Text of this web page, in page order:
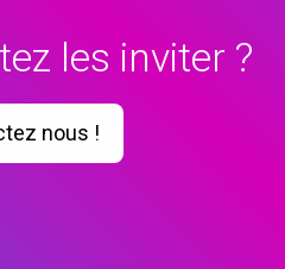
les inviter ?
nous !